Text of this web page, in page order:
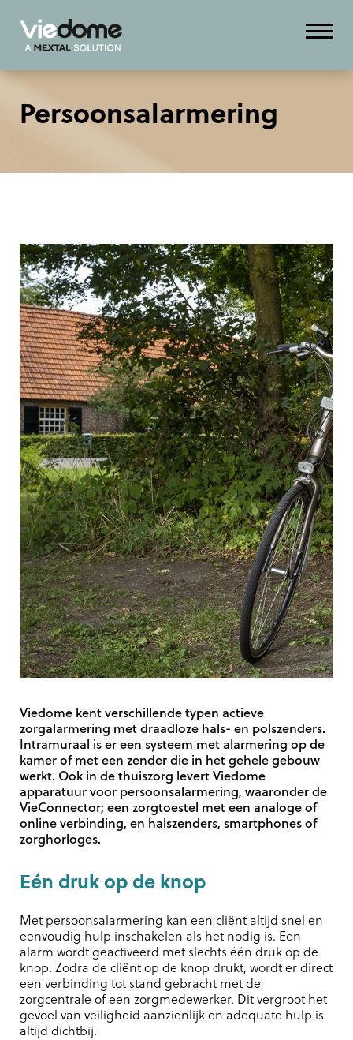
Persoons­alarmering
Viedome kent verschillende typen actieve
zorgalarmering met draadloze hals- en polszenders.
Intramuraal is er een systeem met alarmering op de
kamer of met een zender die in het gehele gebouw
werkt. Ook in de thuiszorg levert Viedome
apparatuur voor persoonsalarmering, waaronder de
VieConnector; een zorgtoestel met een analoge of
online verbinding, en halszenders, smartphones of
zorghorloges.
Eén druk op de knop
Met persoonsalarmering kan een cliënt altijd snel en
eenvoudig hulp inschakelen als het nodig is. Een
alarm wordt geactiveerd met slechts één druk op de
knop. Zodra de cliënt op de knop drukt, wordt er direct
een verbinding tot stand gebracht met de
zorgcentrale of een zorgmedewerker. Dit vergroot het
gevoel van veiligheid aanzienlijk en adequate hulp is
altijd dichtbij.